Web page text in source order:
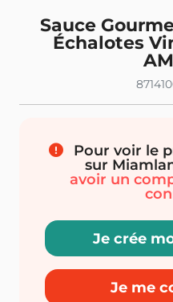
Sauce
Échalotes
Pour voir le
sur
avoir un
Je crée
Je me